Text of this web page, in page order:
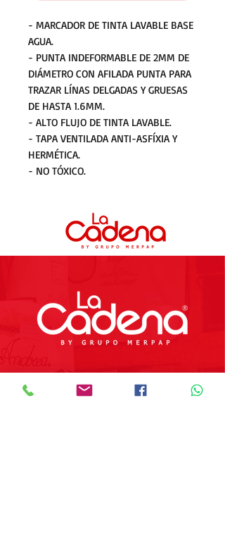
- MARCADOR DE TINTA LAVABLE BASE
AGUA.
- PUNTA INDEFORMABLE DE 2MM DE
DIÁMETRO CON AFILADA PUNTA PARA
TRAZAR LÍNAS DELGADAS Y GRUESAS
DE HASTA 1.6MM.
- ALTO FLUJO DE TINTA LAVABLE.
- TAPA VENTILADA ANTI-ASFÍXIA Y
HERMÉTICA.
- NO TÓXICO.
Preguntas Frecuentes